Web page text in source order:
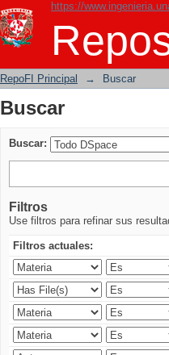
https://
Buscar
RepoFI Principal → Buscar
Buscar
Buscar:
Filtros
Use filtros para refinar sus
Filtros actuales: